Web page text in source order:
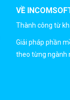
VỀ
Thành công từ
Giải pháp phần
theo từng ngành